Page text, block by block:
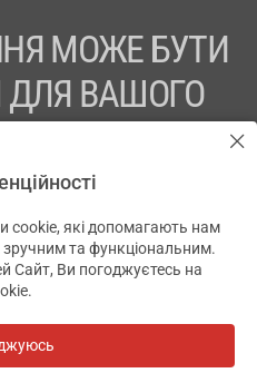
МОЖЕ БУТИ
ВАШОГО
ПРОКОНСУЛЬТУЙТЕСЬ
ЄДРПОУ 43631965.
система АПТЕКА911.ЮА
cookie, які допомагають нам
та функціональним.
Сайт, Ви погоджуєтесь на
✕